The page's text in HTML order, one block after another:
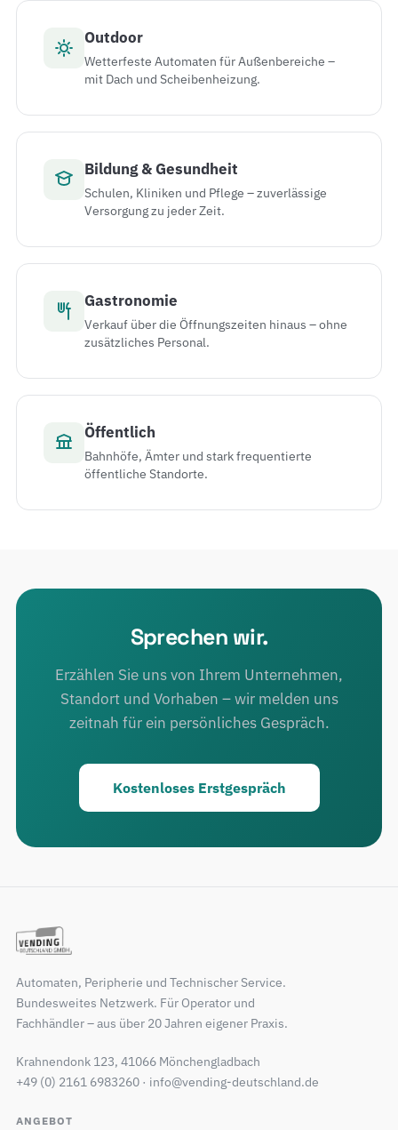
Outdoor
Wetterfeste Automaten für Außenbereiche –
mit Dach und Scheibenheizung.
Bildung & Gesundheit
Schulen, Kliniken und Pflege – zuverlässige
Versorgung zu jeder Zeit.
Gastronomie
Verkauf über die Öffnungszeiten hinaus – ohne
zusätzliches Personal.
Öffentlich
Bahnhöfe, Ämter und stark frequentierte
öffentliche Standorte.
Sprechen wir.
Erzählen Sie uns von Ihrem Unternehmen,
Standort und Vorhaben – wir melden uns
zeitnah für ein persönliches Gespräch.
Kostenloses Erstgespräch
Automaten, Peripherie und Technischer Service.
Bundesweites Netzwerk. Für Operator und
Fachhändler – aus über 20 Jahren eigener Praxis.
Krahnendonk 123, 41066 Mönchengladbach
+49 (0) 2161 6983260 · info@vending-deutschland.de
ANGEBOT